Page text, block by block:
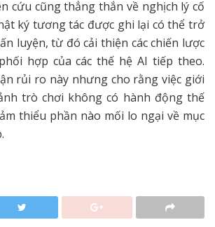
cứu cũng thẳng thắn về nghịch lý cố
ký tương tác được ghi lại có thể trở
luyện, từ đó cải thiện các chiến lược
hợp của các thế hệ AI tiếp theo.
rủi ro này nhưng cho rằng việc giới
trò chơi không có hành động thế
thiểu phần nào mối lo ngại về mục